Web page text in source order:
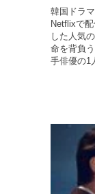
韓国ドラ
Netflixで
した人気
命を背負
手俳優の